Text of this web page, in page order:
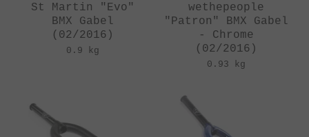
St Martin "Evo"
BMX Gabel
(02/2016)
0.9 kg
wethepeople
"Patron" BMX Gabel
- Chrome
(02/2016)
0.93 kg